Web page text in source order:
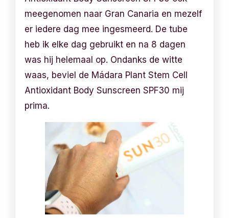
meegenomen naar Gran Canaria en mezelf
er iedere dag mee ingesmeerd. De tube
heb ik elke dag gebruikt en na 8 dagen
was hij helemaal op. Ondanks de witte
waas, beviel de Mádara Plant Stem Cell
Antioxidant Body Sunscreen SPF30 mij
prima.